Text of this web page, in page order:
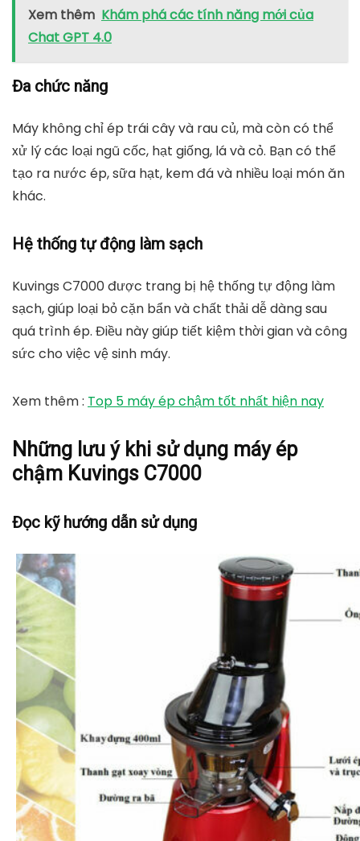
Xem thêm Khám phá các tính năng mới của
Chat GPT 4.0
Đa chức năng
Máy không chỉ ép trái cây và rau củ, mà còn có thể
xử lý các loại ngũ cốc, hạt giống, lá và cỏ. Bạn có thể
tạo ra nước ép, sữa hạt, kem đá và nhiều loại món ăn
khác.
Hệ thống tự động làm sạch
Kuvings C7000 được trang bị hệ thống tự động làm
sạch, giúp loại bỏ cặn bẩn và chất thải dễ dàng sau
quá trình ép. Điều này giúp tiết kiệm thời gian và công
sức cho việc vệ sinh máy.
Xem thêm : Top 5 máy ép chậm tốt nhất hiện nay
Những lưu ý khi sử dụng máy ép
chậm Kuvings C7000
Đọc kỹ hướng dẫn sử dụng